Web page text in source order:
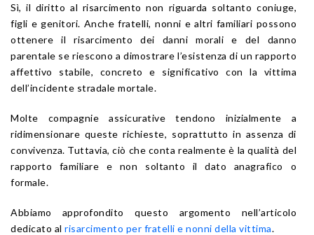
Sì, il diritto al risarcimento non riguarda soltanto coniuge,
figli e genitori. Anche fratelli, nonni e altri familiari possono
ottenere il risarcimento dei danni morali e del danno
parentale se riescono a dimostrare l’esistenza di un rapporto
affettivo stabile, concreto e significativo con la vittima
dell’incidente stradale mortale.
Molte compagnie assicurative tendono inizialmente a
ridimensionare queste richieste, soprattutto in assenza di
convivenza. Tuttavia, ciò che conta realmente è la qualità del
rapporto familiare e non soltanto il dato anagrafico o
formale.
Abbiamo approfondito questo argomento nell’articolo
dedicato al risarcimento per fratelli e nonni della vittima.